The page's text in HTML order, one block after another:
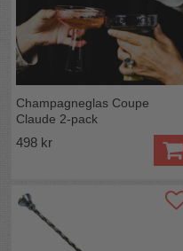
Champagneglas Coupe
Claude 2-pack
498 kr